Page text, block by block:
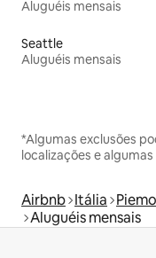
Aluguéis mensais
Seattle
Aluguéis mensais
*Algumas exclusões
localizações e
Airbnb Itália
Aluguéis mensais